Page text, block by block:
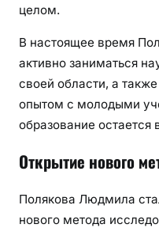
целом.
В настоящее время
активно заниматься
своей области, а
опытом с молодыми
образование
Открытие нового
Полякова Людмила
нового метода